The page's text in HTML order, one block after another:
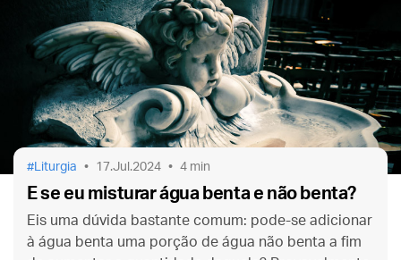
Liturgia 17.Jul.2024 4 min
E se eu misturar água benta e não benta?
Eis uma dúvida bastante comum: pode-se adicionar
à água benta uma porção de água não benta a fim